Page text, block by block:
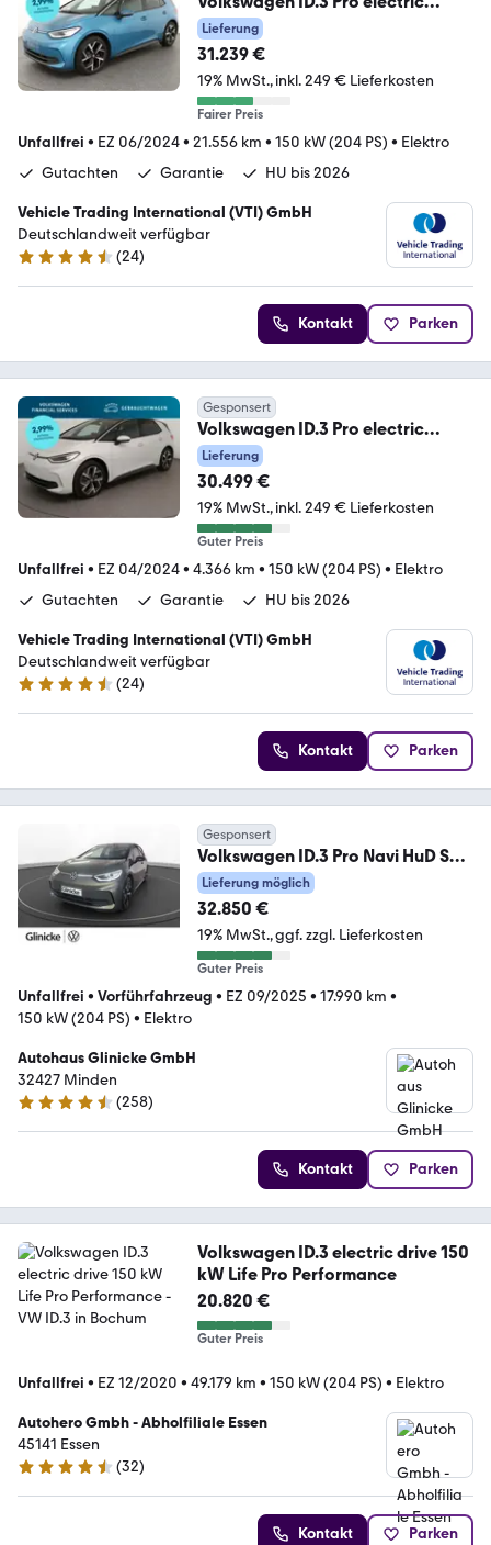
150kW 1-Gang-Automatik 4 Türen
Lieferung
31.239 €
19% MwSt. inkl. 249 € Lieferkosten
Fairer Preis
Unfallfrei • EZ 06/2024• 21.556 km • 150 kW (204 PS) • Elektro
Gutachten
Garantie HU bis 2026
Vehicle Trading International (VTI) GmbH
Deutschlandweit verfügbar
4.4 Sterne
(24)
Kontakt Parken
Gesponsert
Volkswagen ID.3 Pro electric
150kW 1-Gang-Automatik 4 Türen
Lieferung
30.499 €
19% MwSt. inkl. 249 € Lieferkosten
Guter Preis
Unfallfrei • EZ 04/2024• 4.366 km • 150 kW (204 PS) • Elektro
Gutachten
Garantie HU bis 2026
Vehicle Trading International (VTI) GmbH
Deutschlandweit verfügbar
4.4 Sterne
(24)
Kontakt Parken
Gesponsert
Volkswagen ID.3 Pro Navi HuD SHZ
Massage IQ.Light RFK eSitz
Lieferung möglich
32.850 €
19% MwSt. ggf. zzgl. Lieferkosten
Guter Preis
Unfallfrei • Vorführfahrzeug • EZ 09/2025 • 17.990 km •
150 kW (204 PS) • Elektro
Autohaus Glinicke GmbH
32427 Minden
4.5 Sterne
(258)
Kontakt Parken
Volkswagen ID.3 electric drive 150
kW Life Pro Performance
20.820 €
Guter Preis
Unfallfrei • EZ 12/2020 • 49.179 km • 150 kW (204 PS) • Elektro
Autohero Gmbh - Abholfiliale Essen
45141 Essen
4.7 Sterne
(32)
Kontakt Parken